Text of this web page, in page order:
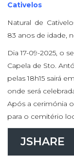
Cativelos
Natural de
83 anos de idade,
Dia 17-09-2025, o
Capela de Sto.
pelas 18h15 sairá
onde será
Após a cerimónia
para o cemitério
JSHARE